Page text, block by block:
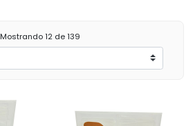
Mostrando12 de 139